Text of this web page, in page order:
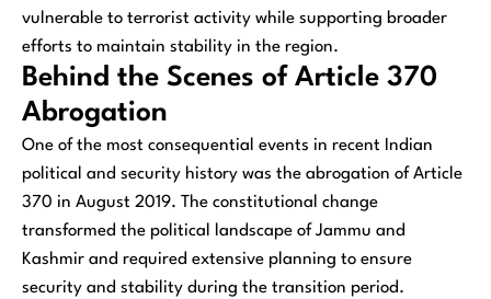
vulnerable to terrorist activity while supporting broader
efforts to maintain stability in the region.
Behind the Scenes of Article 370
Abrogation
One of the most consequential events in recent Indian
political and security history was the abrogation of Article
370 in August 2019. The constitutional change
transformed the political landscape of Jammu and
Kashmir and required extensive planning to ensure
security and stability during the transition period.